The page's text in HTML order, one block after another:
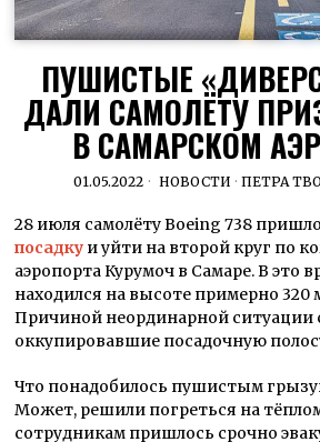
ПУШИСТЫЕ
ДАЛИ САМОЛЁТУ
В САМАРСКОМ
01.05.2022 НОВОСТИ · ПЕТРА
28 июля самолётуBoeing 738
посадку и уйти на второй круг по
аэропорта Курумоч в Самаре.В это
находился на высоте примерно 320
Причиной неординарной ситуации
оккупировавшие посадочную
Что понадобилось пушистым
Может, решили погреться на
сотрудникам пришлось срочно